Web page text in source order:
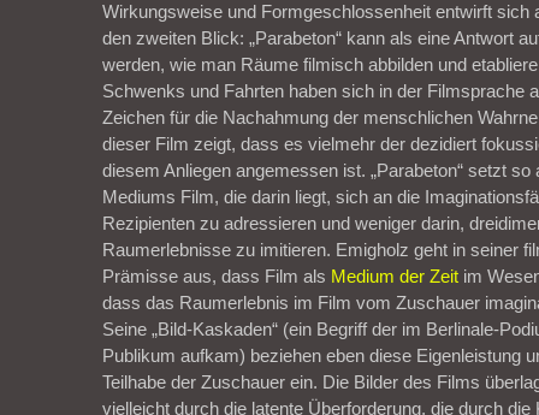
Wirkungsweise und Formgeschlossenheit entwirft sich
den zweiten Blick: „Parabeton“ kann als eine Antwort
werden, wie man Räume filmisch abbilden und
Schwenks und Fahrten haben sich in der Filmsprache
Zeichen für die Nachahmung der menschlichen
dieser Film zeigt, dass es vielmehr der dezidiert
diesem Anliegen angemessen ist. „Parabeton“ setzt so
Mediums Film, die darin liegt, sich an die
Rezipienten zu adressieren und weniger darin,
Raumerlebnisse zu imitieren. Emigholz geht in seiner
Prämisse aus, dass Film als Medium der Zeit im
dass das Raumerlebnis im Film vom Zuschauer
Seine „Bild-Kaskaden“ (ein Begriff der im Berlinale-
Publikum aufkam) beziehen eben diese Eigenleistung
Teilhabe der Zuschauer ein. Die Bilder des Films
vielleicht durch die latente Überforderung, die durch die